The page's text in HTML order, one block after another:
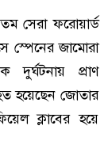
সেরা ফরোয়ার্ড
স্পেনের জামোরা
প্রাণ
হয়েছেন জোতার
ক্লাবের হয়ে